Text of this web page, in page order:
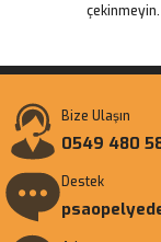
çekinmeyin.
Bize Ulaşın
0549 480
Destek